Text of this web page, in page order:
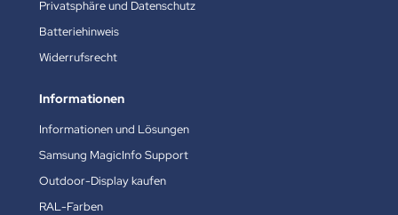
Privatsphäre und Datenschutz
Batteriehinweis
Widerrufsrecht
Informationen
Informationen und Lösungen
Samsung MagicInfo Support
Outdoor-Display kaufen
RAL-Farben